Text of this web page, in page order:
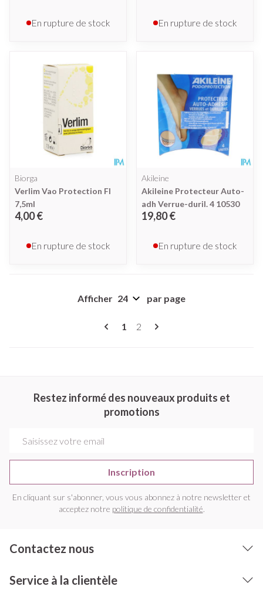
En rupture de stock En rupture de stock
Biorga
Verlim Vao Protection Fl
7,5ml
4,00 €
En rupture de stock
Akileine
Akileine Protecteur Auto-
adh Verrue-duril. 4 10530
19,80 €
En rupture de stock
Pages
Vous lisez actuellement la page
1 Page
2
Afficher par page
Restez informé des nouveaux produits et
promotions
Inscription
En cliquant sur s'abonner, vous vous abonnez à notre newsletter et
acceptez notre politique de confidentialité.
Contactez nous
Service à la clientèle